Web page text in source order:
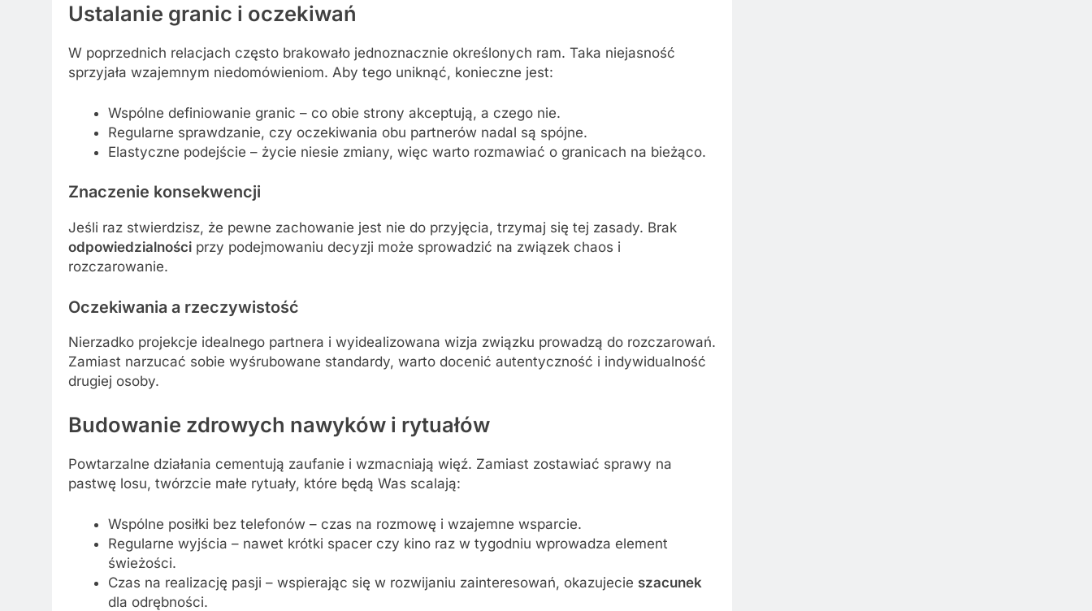
Ustalanie granic i oczekiwań
W poprzednich relacjach często brakowało jednoznacznie określonych ram. Taka niejasność
sprzyjała wzajemnym niedomówieniom. Aby tego uniknąć, konieczne jest:
Wspólne definiowanie granic – co obie strony akceptują, a czego nie.
Regularne sprawdzanie, czy oczekiwania obu partnerów nadal są spójne.
Elastyczne podejście – życie niesie zmiany, więc warto rozmawiać o granicach na bieżąco.
Znaczenie konsekwencji
Jeśli raz stwierdzisz, że pewne zachowanie jest nie do przyjęcia, trzymaj się tej zasady. Brak
odpowiedzialności przy podejmowaniu decyzji może sprowadzić na związek chaos i
rozczarowanie.
Oczekiwania a rzeczywistość
Nierzadko projekcje idealnego partnera i wyidealizowana wizja związku prowadzą do rozczarowań.
Zamiast narzucać sobie wyśrubowane standardy, warto docenić autentyczność i indywidualność
drugiej osoby.
Budowanie zdrowych nawyków i rytuałów
Powtarzalne działania cementują zaufanie i wzmacniają więź. Zamiast zostawiać sprawy na
pastwę losu, twórzcie małe rytuały, które będą Was scalają:
Wspólne posiłki bez telefonów – czas na rozmowę i wzajemne wsparcie.
Regularne wyjścia – nawet krótki spacer czy kino raz w tygodniu wprowadza element
świeżości.
Czas na realizację pasji – wspierając się w rozwijaniu zainteresowań, okazujecie szacunek
dla odrębności.